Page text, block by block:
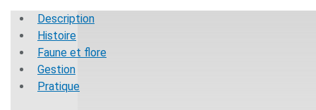
Description
Histoire
Faune et flore
Gestion
Pratique